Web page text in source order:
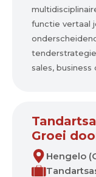
functie vertaal
sales,
Groei
Hengelo